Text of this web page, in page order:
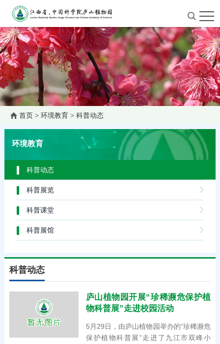
首页> 环境教育> 科普动态
环境教育
科普动态
科普展览
科普课堂
科普展馆
科普动态
庐山植物园开展“珍稀濒危保护植
物科普展”走进校园活动
5月29日，由庐山植物园举办的“珍稀濒危
保护植物科普展”走进了九江市双峰小